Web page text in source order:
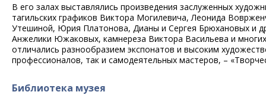
В его залах выставлялись произведения заслуженных
тагильских графиков Виктора Могилевича, Леонида
Утешиной, Юрия Платонова, Дианы и Сергея Брюхановых и
Анжелики Южаковых, камнереза Виктора Васильева и
отличались разнообразием экспонатов и высоким
профессионалов, так и самодеятельных мастеров, –
Библиотека музея